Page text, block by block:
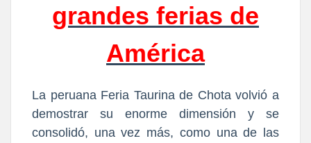
grandes ferias de
América
La peruana Feria Taurina de Chota volvió a
demostrar su enorme dimensión y se
consolidó, una vez más, como una de las